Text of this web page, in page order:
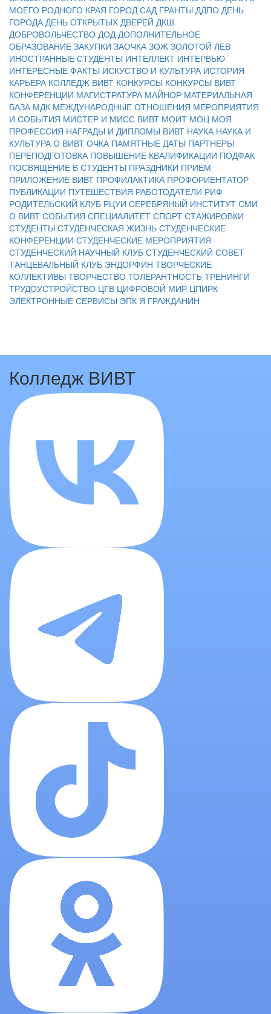
МОЕГО РОДНОГО КРАЯ ГОРОД САД ГРАНТЫ ДДПО ДЕНЬ
ГОРОДА ДЕНЬ ОТКРЫТЫХ ДВЕРЕЙ ДКШ
ДОБРОВОЛЬЧЕСТВО ДОД ДОПОЛНИТЕЛЬНОЕ
ОБРАЗОВАНИЕ ЗАКУПКИ ЗАОЧКА ЗОЖ ЗОЛОТОЙ ЛЕВ
ИНОСТРАННЫЕ СТУДЕНТЫ ИНТЕЛЛЕКТ ИНТЕРВЬЮ
ИНТЕРЕСНЫЕ ФАКТЫ ИСКУСТВО И КУЛЬТУРА ИСТОРИЯ
КАРЬЕРА КОЛЛЕДЖ ВИВТ КОНКУРСЫ КОНКУРСЫ ВИВТ
КОНФЕРЕНЦИИ МАГИСТРАТУРА МАЙНОР МАТЕРИАЛЬНАЯ
БАЗА МДК МЕЖДУНАРОДНЫЕ ОТНОШЕНИЯ МЕРОПРИЯТИЯ
И СОБЫТИЯ МИСТЕР И МИСС ВИВТ МОИТ МОЦ МОЯ
ПРОФЕССИЯ НАГРАДЫ И ДИПЛОМЫ ВИВТ НАУКА НАУКА И
КУЛЬТУРА О ВИВТ ОЧКА ПАМЯТНЫЕ ДАТЫ ПАРТНЕРЫ
ПЕРЕПОДГОТОВКА ПОВЫШЕНИЕ КВАЛИФИКАЦИИ ПОДФАК
ПОСВЯЩЕНИЕ В СТУДЕНТЫ ПРАЗДНИКИ ПРИЕМ
ПРИЛОЖЕНИЕ ВИВТ ПРОФИЛАКТИКА ПРОФОРИЕНТАТОР
ПУБЛИКАЦИИ ПУТЕШЕСТВИЯ РАБОТОДАТЕЛИ РИФ
РОДИТЕЛЬСКИЙ КЛУБ РЦУИ СЕРЕБРЯНЫЙ ИНСТИТУТ СМИ
О ВИВТ СОБЫТИЯ СПЕЦИАЛИТЕТ СПОРТ СТАЖИРОВКИ
СТУДЕНТЫ СТУДЕНЧЕСКАЯ ЖИЗНЬ СТУДЕНЧЕСКИЕ
КОНФЕРЕНЦИИ СТУДЕНЧЕСКИЕ МЕРОПРИЯТИЯ
СТУДЕНЧЕСКИЙ НАУЧНЫЙ КЛУБ СТУДЕНЧЕСКИЙ СОВЕТ
ТАНЦЕВАЛЬНЫЙ КЛУБ ЭНДОРФИН ТВОРЧЕСКИЕ
КОЛЛЕКТИВЫ ТВОРЧЕСТВО ТОЛЕРАНТНОСТЬ ТРЕНИНГИ
ТРУДОУСТРОЙСТВО ЦГВ ЦИФРОВОЙ МИР ЦПИРК
ЭЛЕКТРОННЫЕ СЕРВИСЫ ЭПК Я ГРАЖДАНИН
Колледж ВИВТ